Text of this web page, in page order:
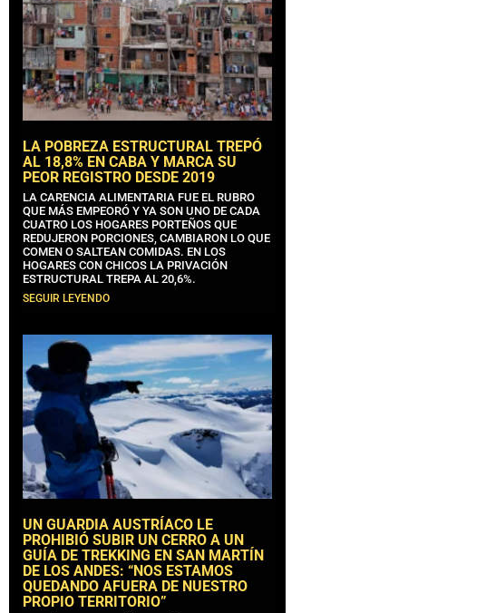
LA POBREZA ESTRUCTURAL TREPÓ
AL 18,8% EN CABA Y MARCA SU
PEOR REGISTRO DESDE 2019
LA CARENCIA ALIMENTARIA FUE EL RUBRO
QUE MÁS EMPEORÓ Y YA SON UNO DE CADA
CUATRO LOS HOGARES PORTEÑOS QUE
REDUJERON PORCIONES, CAMBIARON LO QUE
COMEN O SALTEAN COMIDAS. EN LOS
HOGARES CON CHICOS LA PRIVACIÓN
ESTRUCTURAL TREPA AL 20,6%.
SEGUIR LEYENDO
UN GUARDIA AUSTRÍACO LE
PROHIBIÓ SUBIR UN CERRO A UN
GUÍA DE TREKKING EN SAN MARTÍN
DE LOS ANDES: “NOS ESTAMOS
QUEDANDO AFUERA DE NUESTRO
PROPIO TERRITORIO”